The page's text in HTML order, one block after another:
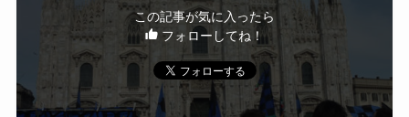
この記事が気に入ったら
フォローしてね！